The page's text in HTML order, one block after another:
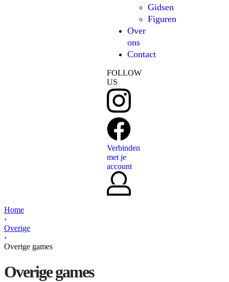
Gidsen
Figuren
Over
ons
Contact
FOLLOW
US
Verbinden
met je
account
Home
›
Overige
›
Overige games
Overige games